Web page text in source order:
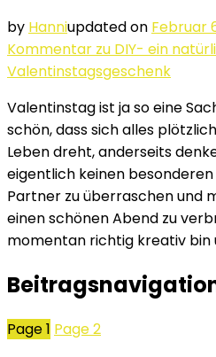
by Hanniupdated on Februar
Kommentar zu DIY- ein
Valentinstagsgeschenk
Valentinstag ist ja so eine
schön, dass sich alles
Leben dreht, anderseits
eigentlich keinen
Partner zu überraschen und
einen schönen Abend zu
momentan richtig kreativ bin
Page1 Page2